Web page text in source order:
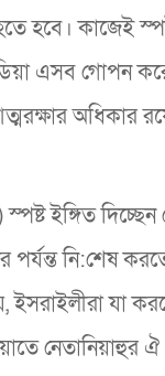
হবে। কাজেই
এসব গোপন
অধিকার
ইঙ্গিত দিচ্ছেন
নি:শেষ
ইসরাইলীরা যা
নেতানিয়াহুর